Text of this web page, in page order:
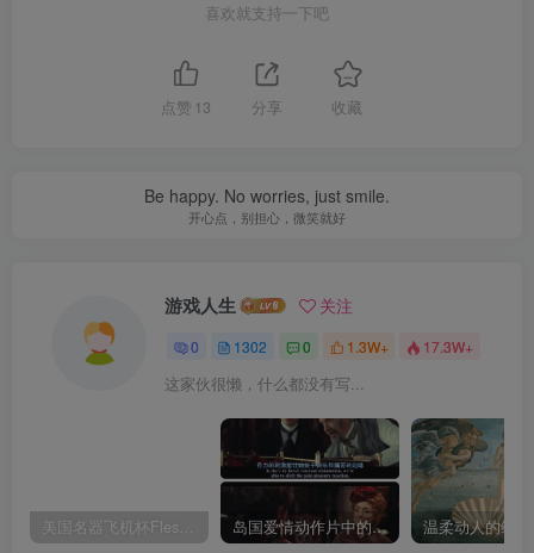
喜欢就支持一下吧
点赞 13 分享 收藏
Be happy. No worries, just smile.
开心点，别担心，微笑就好
游戏人生 关注
0 1302 0 1.3W+ 17.3W+
这家伙很懒，什么都没有写...
岛国爱情动作片中的AV棒到底有多猛？成人用品震动棒的发展史！